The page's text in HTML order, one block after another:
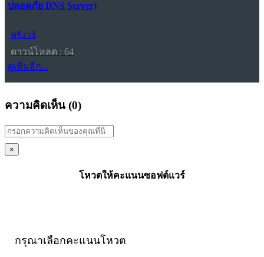
ปลอดภัย DNS Server)
ฟรีแวร์
ดาวน์โหลด : 64
ดูเพิ่มอีก...
ความคิดเห็น (0)
×
โหวตให้คะแนนซอฟต์แวร์
กรุณาเลือกคะแนนโหวต